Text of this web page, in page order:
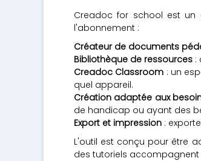
Creadoc for school est un
l'abonnement :
Créateur de documents
Bibliothèque de ressources :
Creadoc Classroom : un
quel appareil.
Création adaptée aux
de handicap ou ayant des
Export et impression :
L'outil est conçu pour être
des tutoriels accompagnent